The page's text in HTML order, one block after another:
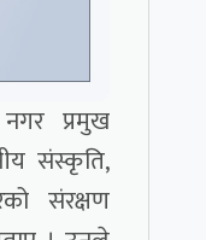
नगर प्रमुख
संस्कृति,
संरक्षण